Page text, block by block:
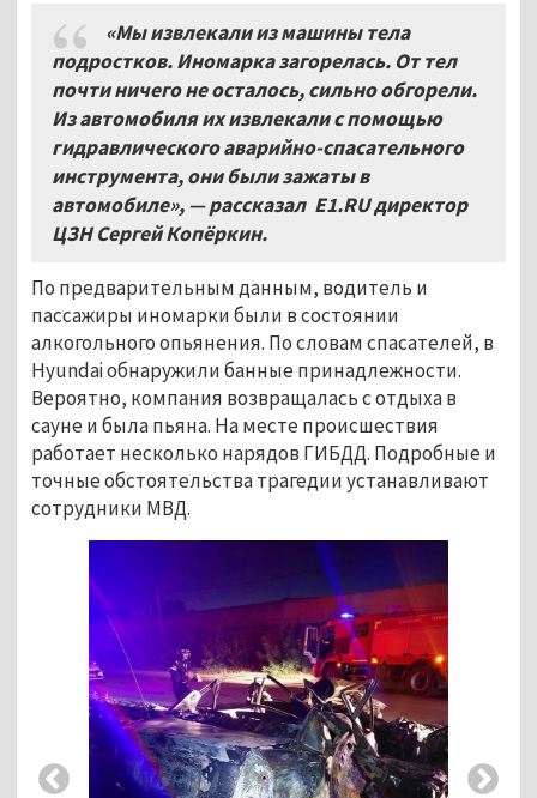
«Мы извлекали из машины тела
подростков. Иномарка загорелась. От тел
почти ничего не осталось, сильно обгорели.
Из автомобиля их извлекали с помощью
гидравлического аварийно-спасательного
инструмента, они были зажаты в
автомобиле», — рассказал E1.RU директор
ЦЗН Сергей Копёркин.
По предварительным данным, водитель и
пассажиры иномарки были в состоянии
алкогольного опьянения. По словам спасателей, в
Hyundai обнаружили банные принадлежности.
Вероятно, компания возвращалась с отдыха в
сауне и была пьяна. На месте происшествия
работает несколько нарядов ГИБДД. Подробные и
точные обстоятельства трагедии устанавливают
сотрудники МВД.